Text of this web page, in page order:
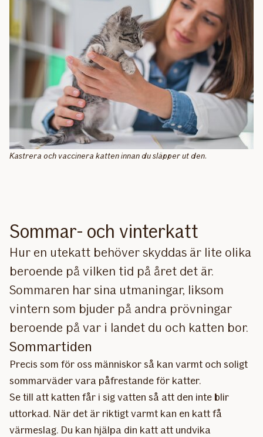
Kastrera och vaccinera katten innan du släpper ut den.
Sommar- och vinterkatt
Hur en utekatt behöver skyddas är lite olika
beroende på vilken tid på året det är.
Sommaren har sina utmaningar, liksom
vintern som bjuder på andra prövningar
beroende på var i landet du och katten bor.
Sommartiden
Precis som för oss människor så kan varmt och soligt
sommarväder vara påfrestande för katter.
Se till att katten får i sig vatten så att den inte blir
uttorkad. När det är riktigt varmt kan en katt få
värmeslag. Du kan hjälpa din katt att undvika